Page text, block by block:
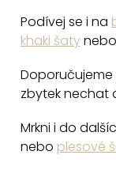
Podívej se i na
khaki šatynebo
zbytek nechat
Mrkni i do
nebo plesové